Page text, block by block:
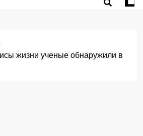
жизни ученые обнаружили в